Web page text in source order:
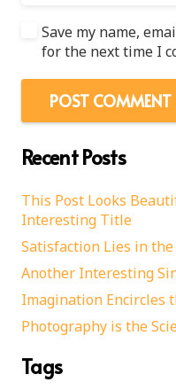
Save my name,
for the next time I
POST COMMENT
Recent Posts
This Post Looks
Interesting Title
Satisfaction Lies in
Another Interesting
Imagination Encircles
Photography is the
Tags